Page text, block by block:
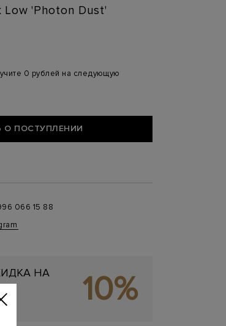
Low 'Photon Dust'
0 рублей на следующую
ПОСТУПЛЕНИИ
066 15 88
НА
10%